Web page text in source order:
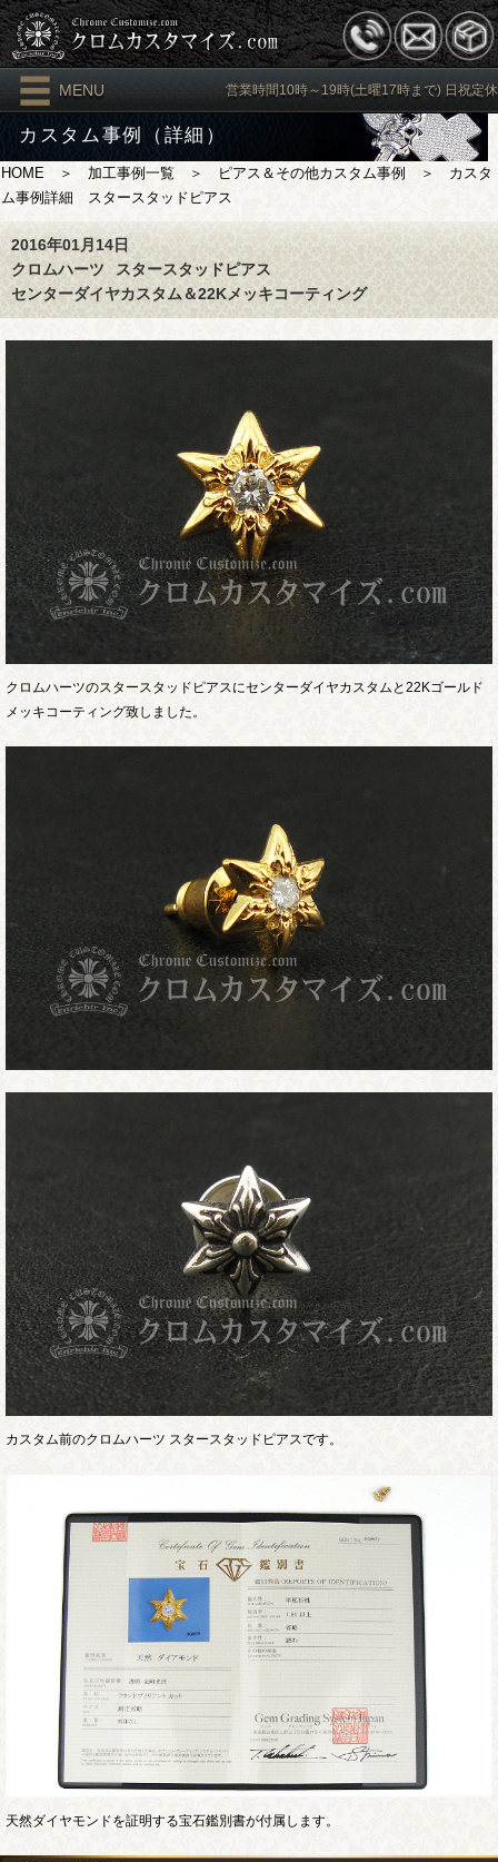
MENU 営業時間10時～19時(土曜17時まで) 日祝定休
カスタム事例（詳細）
HOME ＞ 加工事例一覧 ＞ ピアス＆その他カスタム事例
＞ カスタ
ム事例詳細 スタースタッドピアス
2016年01月14日
クロムハーツ
スタースタッドピアス
センターダイヤカスタム＆22Kメッキコーティング
クロムハーツのスタースタッドピアスにセンターダイヤカスタムと22Kゴールド
メッキコーティング致しました。
カスタム前のクロムハーツ スタースタッドピアスです。
天然ダイヤモンドを証明する宝石鑑別書が付属します。